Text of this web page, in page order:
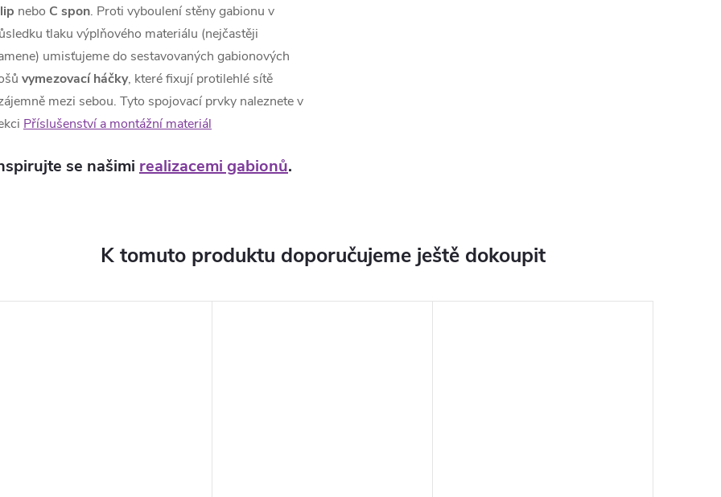
nebo C spon. Proti vyboulení stěny gabionu v
tlaku výplňového materiálu (nejčastěji
umisťujeme do sestavovaných gabionových
vymezovací háčky, které fixují protilehlé sítě
mezi sebou. Tyto spojovací prvky naleznete v
Příslušenství a montážní materiál
se našimi realizacemi gabionů.
K tomuto produktu doporučujeme ještě dokoupit